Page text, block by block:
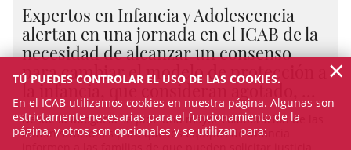
Expertos en Infancia y Adolescencia
alertan en una jornada en el ICAB de la
necesidad de alcanzar un consenso
para cambiar el modelo de protección a
la infancia, que consideran agotado, ...
Desde la abogacía se pide una mayor colaboración de las
Administraciones para que los equipos de Infancia
TÚ PUEDES CONTROLAR EL USO DE LAS COOKIES.
En el ICAB utilizamos cookies en nuestra página. Algunas son
estrictamente necesarias para el funcionamiento de la
página, y otros son opcionales y se utilizan para:
×